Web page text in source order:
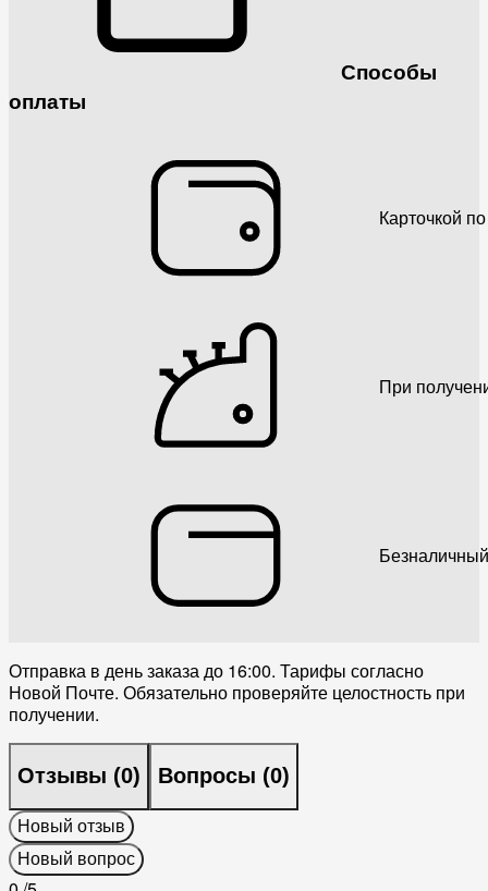
Способы
оплаты
Карточкой
При
Отправка в день заказа до 16:00. Тарифы согласно
Новой Почте. Обязательно проверяйте целостность при
получении.
Отзывы (0) Вопросы (0)
Новый отзыв
Новый вопрос